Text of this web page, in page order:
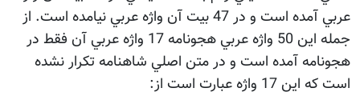
عربي آمده است و در 47 بيت آن واژه عربي نيامده است. از
جمله اين 50 واژه عربي هجونامه 17 واژه عربي آن فقط در
هجونامه آمده است و در متن اصلي شاهنامه تكرار نشده
است كه اين 17 واژه عبارت است از: